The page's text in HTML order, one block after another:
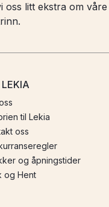
litt ekstra om
til Lekia
oss
og åpningstider
og Hent